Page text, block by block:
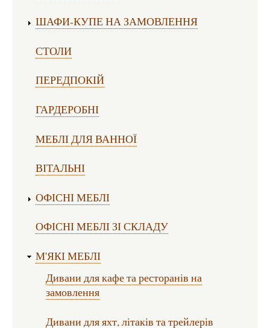
ШАФИ-КУПЕ НА ЗАМОВЛЕННЯ
СТОЛИ
ПЕРЕДПОКІЙ
ГАРДЕРОБНІ
МЕБЛІ ДЛЯ ВАННОЇ
ВІТАЛЬНІ
ОФІСНІ МЕБЛІ
ОФІСНІ МЕБЛІ ЗІ СКЛАДУ
М'ЯКІ МЕБЛІ
Дивани для кафе та ресторанів на
замовлення
Дивани для яхт, літаків та трейлерів